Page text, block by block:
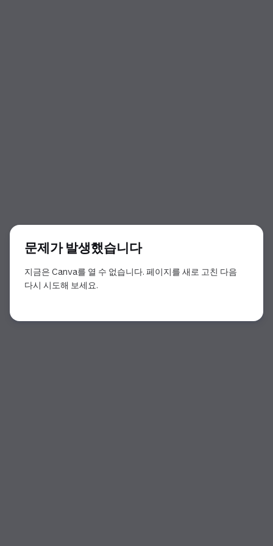
문제가 발생했습니다
지금은 Canva를 열 수 없습니다. 페이지를 새로 고친 다음
다시 시도해 보세요.